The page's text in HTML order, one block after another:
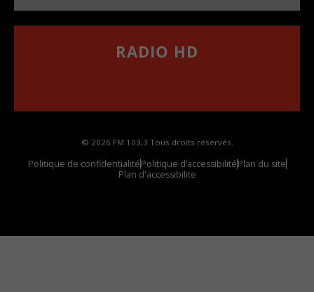
RADIO HD
© 2026 FM 103,3 Tous droits réservés.
Politique de confidentialitéPolitique d’accessibilitéPlan du site
Plan d'accessibilite